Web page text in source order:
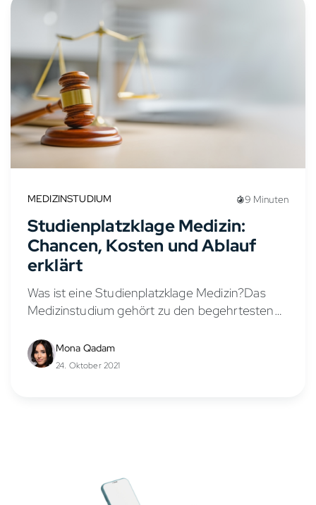
MEDIZINSTUDIUM 9 Minuten
Studienplatzklage Medizin:
Chancen, Kosten und Ablauf
erklärt
Was ist eine Studienplatzklage Medizin?Das
Medizinstudium gehört zu den begehrtesten
bewerben sich Zehntausende mit ihren
Bewerbungen um einen Platz, aber nur ein
Mona Qadam
24. Oktober 2021